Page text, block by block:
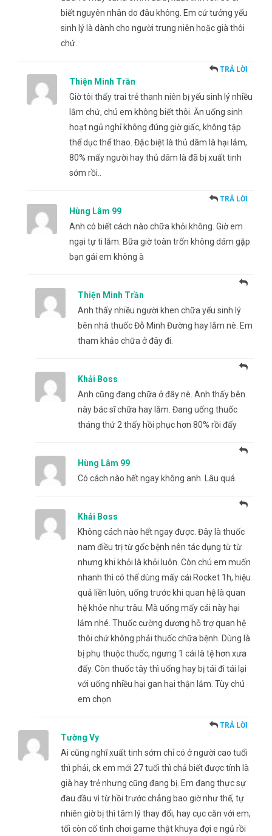
biết nguyên nhân do đâu không. Em cứ tưởng yếu
sinh lý là dành cho người trung niên hoặc già thôi
chứ.
Thiện Minh Trần
TRẢ LỜI
Giờ tôi thấy trai trẻ thanh niên bị yếu sinh lý nhiều
lắm chứ, chú em không biết thôi. Ăn uống sinh
hoạt ngủ nghỉ không đúng giờ giấc, không tập
thể dục thể thao. Đặc biệt là thủ dâm là hại lắm,
80% mấy người hay thủ dâm là đã bị xuất tinh
sớm rồi..
Hùng Lâm 99
TRẢ LỜI
Anh có biết cách nào chữa khỏi không. Giờ em
ngại tự ti lắm. Bữa giờ toàn trốn không dám gặp
bạn gái em không à
Thiện Minh Trần
Anh thấy nhiều người khen chữa yếu sinh lý
bên nhà thuốc Đỗ Minh Đường hay lắm nè. Em
tham khảo chữa ở đây đi.
Khải Boss
Anh cũng đang chữa ở đây nè. Anh thấy bên
này bác sĩ chữa hay lắm. Đang uống thuốc
tháng thứ 2 thấy hồi phục hơn 80% rồi đấy
Hùng Lâm 99
Có cách nào hết ngay không anh. Lâu quá.
Khải Boss
Không cách nào hết ngay được. Đây là thuốc
nam điều trị từ gốc bệnh nên tác dụng từ từ
nhưng khi khỏi là khỏi luôn. Còn chú em muốn
nhanh thì có thể dùng mấy cái Rocket 1h, hiệu
quả liền luôn, uống trước khi quan hệ là quan
hệ khỏe như trâu. Mà uống mấy cái này hại
lắm nhé. Thuốc cường dương hỗ trợ quan hệ
thôi chứ không phải thuốc chữa bệnh. Dùng là
bị phụ thuộc thuốc, ngưng 1 cái là tệ hơn xưa
đấy. Còn thuốc tây thì uống hay bị tái đi tái lại
với uống nhiều hại gan hại thận lắm. Tùy chú
em chọn
Tường Vy
TRẢ LỜI
Ai cũng nghĩ xuất tinh sớm chỉ có ở người cao tuổi
thì phải, ck em mới 27 tuổi thì chả biết được tính là
già hay trẻ nhưng cũng đang bị. Em đang thực sự
đau đầu vì từ hồi trước chẳng bao giờ như thế, tự
nhiên giờ bị thì tâm lý thay đổi, hay cục cằn với em,
tối còn cố tình chơi game thật khuya đợi e ngủ rồi